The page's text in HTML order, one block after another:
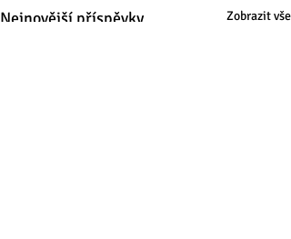
Nejnovější příspěvky Zobrazit vše